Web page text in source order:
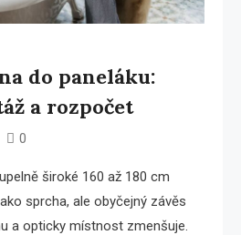
do paneláku:
a rozpočet
0
široké 160 až 180 cm
sprcha, ale obyčejný závěs
a opticky místnost zmenšuje.